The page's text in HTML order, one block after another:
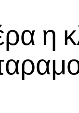
η